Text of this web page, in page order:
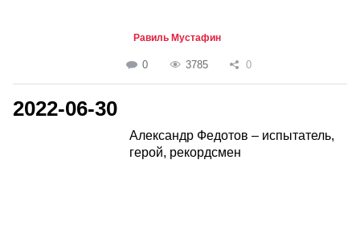
Равиль Мустафин
0 3785 0
2022-06-30
Александр Федотов – испытатель,
герой, рекордсмен